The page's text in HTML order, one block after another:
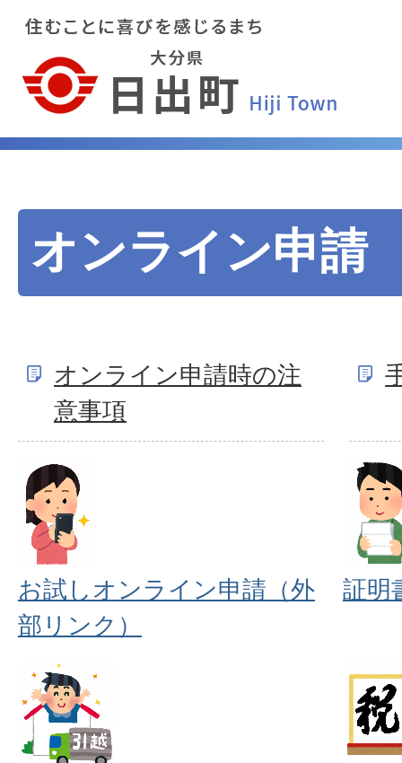
オンライン申請
オンライン申請時の注
意事項
お試しオンライン申請（外
部リンク）
証明